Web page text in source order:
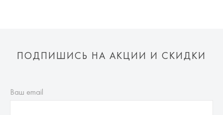
ПОДПИШИСЬ НА АКЦИИ И СКИДКИ
Ваш email